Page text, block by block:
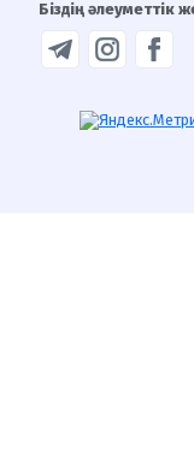
Біздің әлеуметтік